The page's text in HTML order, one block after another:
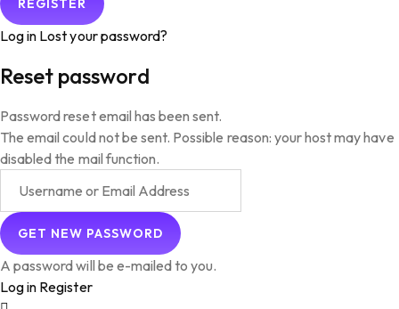
Log in Lost your password?
Reset password
Password reset email has been sent.
The email could not be sent. Possible reason: your host may have
disabled the mail function.
A password will be e-mailed to you.
Log in Register